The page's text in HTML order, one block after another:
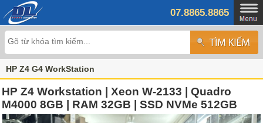
07.8865.8865
HP Z4 G4 WorkStation
HP Z4 Workstation | Xeon W-2133 | Quadro
M4000 8GB | RAM 32GB | SSD NVMe 512GB